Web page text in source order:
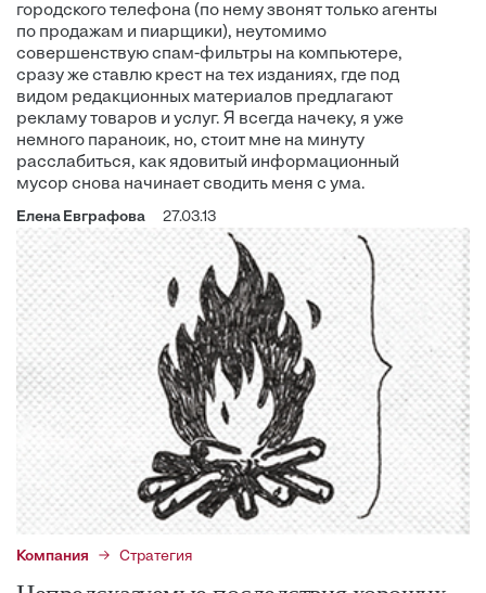
городского телефона (по нему звонят только агенты
по продажам и пиарщики), неутомимо
совершенствую спам-фильтры на компьютере,
сразу же ставлю крест на тех изданиях, где под
видом редакционных материалов предлагают
рекламу товаров и услуг. Я всегда начеку, я уже
немного параноик, но, стоит мне на минуту
расслабиться, как ядовитый информационный
мусор снова начинает сводить меня с ума.
Елена Евграфова 27.03.13
Компания Стратегия